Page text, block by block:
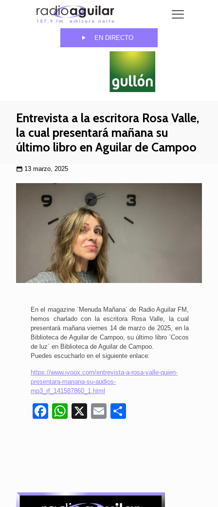
EN DIRECTO
Entrevista a la escritora Rosa Valle,
la cual presentará mañana su
último libro en Aguilar de Campoo
13 marzo, 2025
En el magazine `Menuda Mañana´ de Radio Aguilar FM,
hemos charlado con la escritora Rosa Valle, la cual
presentará mañana viernes 14 de marzo de 2025, en la
Biblioteca de Aguilar de Campoo, su último libro `Cocos
de luz´ en Biblioteca de Aguilar de Campoo.
Puedes escucharlo en el siguiente enlace:
https://www.ivoox.com/entrevista-a-rosa-valle-quien-
presentara-manana-su-audios-
mp3_rf_141587860_1.html
Facebook
WhatsApp
X Email